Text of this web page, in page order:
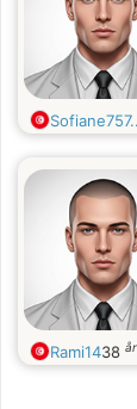
Rami1438